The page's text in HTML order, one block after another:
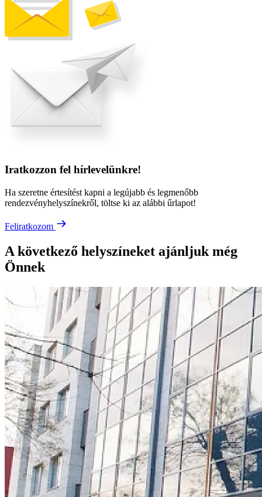
Iratkozzon fel hírlevelünkre!
Ha szeretne értesítést kapni a legújabb és legmenőbb
rendezvényhelyszínekről, töltse ki az alábbi űrlapot!
Feliratkozom
A következő helyszíneket ajánljuk még
Önnek